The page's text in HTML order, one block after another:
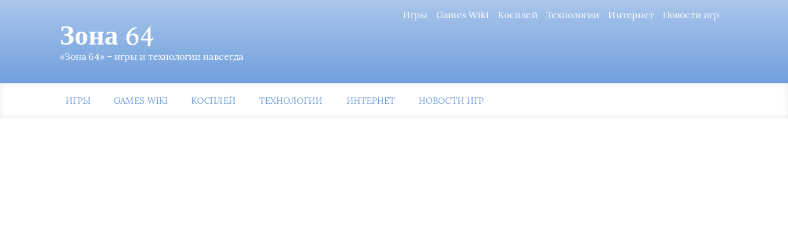
Игры Games Wiki Косплей Технологии Интернет Новости игр
Зона 64
«Зона 64» – игры и технологии навсегда
ИГРЫ GAMES WIKI КОСПЛЕЙ ТЕХНОЛОГИИ ИНТЕРНЕТ НОВОСТИ ИГР